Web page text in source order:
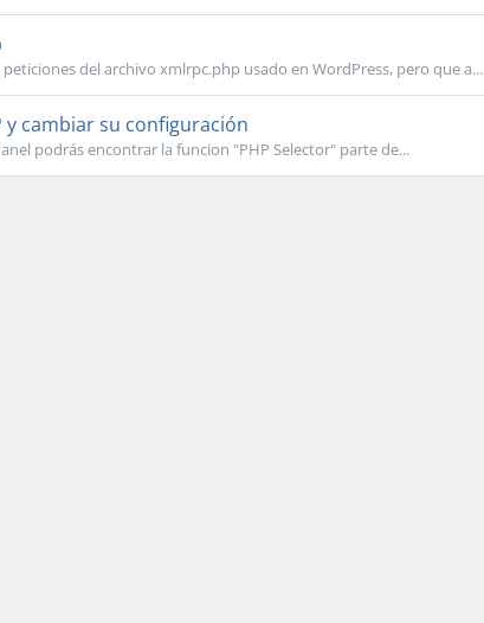
del archivo xmlrpc.php usado en WordPress, pero que a...
cambiar su configuración
podrás encontrar la funcion "PHP Selector" parte de...